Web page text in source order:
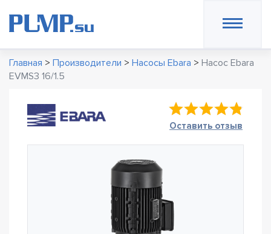
Главная > Производители > Насосы Ebara > Насос Ebara
EVMS3 16/1.5
Оставить отзыв